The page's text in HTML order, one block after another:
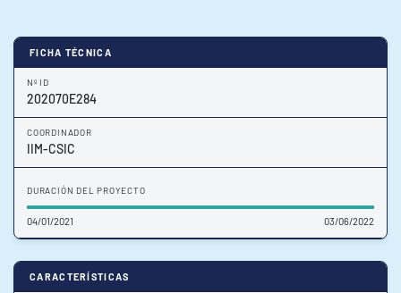
FICHA TÉCNICA
Nº ID
202070E284
COORDINADOR
IIM-CSIC
DURACIÓN DEL PROYECTO
04/01/2021 03/06/2022
CARACTERÍSTICAS